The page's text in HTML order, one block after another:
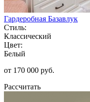
Гардеробная Базавлук
Стиль:
Классический
Цвет:
Белый
от 170 000 руб.
Рассчитать